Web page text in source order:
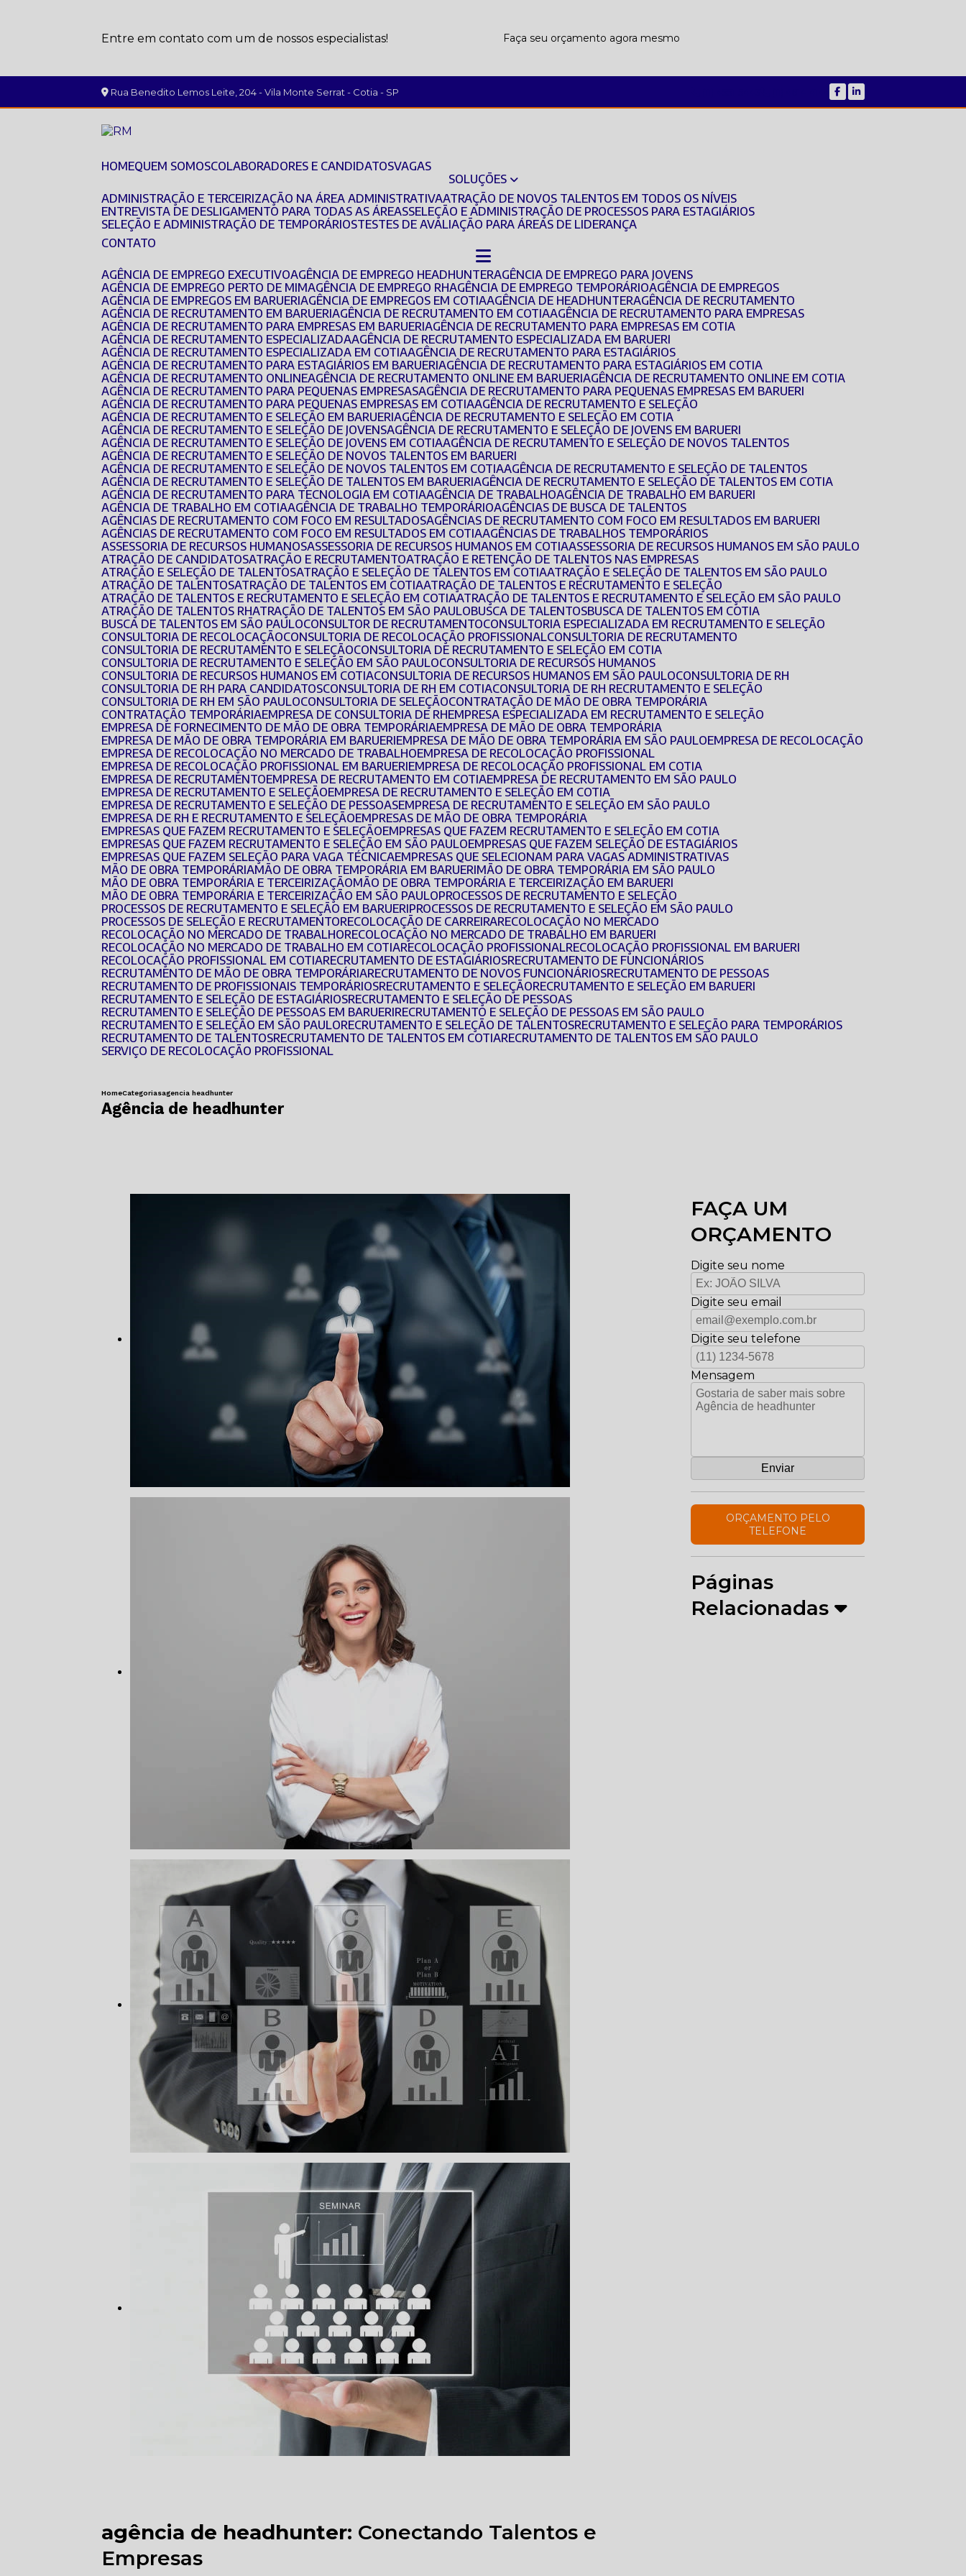
Entre em contato com um de nossos especialistas! Faça seu orçamento agora mesmo
Rua Benedito Lemos Leite, 204 - Vila Monte Serrat - Cotia - SP
HOME QUEM SOMOS COLABORADORES E CANDIDATOS VAGAS
SOLUÇÕES
ADMINISTRAÇÃO E TERCEIRIZAÇÃO NA ÁREA ADMINISTRATIVA ATRAÇÃO DE NOVOS TALENTOS EM TODOS OS NÍVEIS
ENTREVISTA DE DESLIGAMENTO PARA TODAS AS ÁREAS SELEÇÃO E ADMINISTRAÇÃO DE PROCESSOS PARA ESTAGIÁRIOS
SELEÇÃO E ADMINISTRAÇÃO DE TEMPORÁRIOS TESTES DE AVALIAÇÃO PARA ÁREAS DE LIDERANÇA
CONTATO
AGÊNCIA DE EMPREGO EXECUTIVO AGÊNCIA DE EMPREGO HEADHUNTER AGÊNCIA DE EMPREGO PARA JOVENS
AGÊNCIA DE EMPREGO PERTO DE MIM AGÊNCIA DE EMPREGO RH AGÊNCIA DE EMPREGO TEMPORÁRIO AGÊNCIA DE EMPREGOS
AGÊNCIA DE EMPREGOS EM BARUERI AGÊNCIA DE EMPREGOS EM COTIA AGÊNCIA DE HEADHUNTER AGÊNCIA DE RECRUTAMENTO
AGÊNCIA DE RECRUTAMENTO EM BARUERI AGÊNCIA DE RECRUTAMENTO EM COTIA AGÊNCIA DE RECRUTAMENTO PARA EMPRESAS
AGÊNCIA DE RECRUTAMENTO PARA EMPRESAS EM BARUERI AGÊNCIA DE RECRUTAMENTO PARA EMPRESAS EM COTIA
AGÊNCIA DE RECRUTAMENTO ESPECIALIZADA AGÊNCIA DE RECRUTAMENTO ESPECIALIZADA EM BARUERI
AGÊNCIA DE RECRUTAMENTO ESPECIALIZADA EM COTIA AGÊNCIA DE RECRUTAMENTO PARA ESTAGIÁRIOS
AGÊNCIA DE RECRUTAMENTO PARA ESTAGIÁRIOS EM BARUERI AGÊNCIA DE RECRUTAMENTO PARA ESTAGIÁRIOS EM COTIA
AGÊNCIA DE RECRUTAMENTO ONLINE AGÊNCIA DE RECRUTAMENTO ONLINE EM BARUERI AGÊNCIA DE RECRUTAMENTO ONLINE EM COTIA
AGÊNCIA DE RECRUTAMENTO PARA PEQUENAS EMPRESAS AGÊNCIA DE RECRUTAMENTO PARA PEQUENAS EMPRESAS EM BARUERI
AGÊNCIA DE RECRUTAMENTO PARA PEQUENAS EMPRESAS EM COTIA AGÊNCIA DE RECRUTAMENTO E SELEÇÃO
AGÊNCIA DE RECRUTAMENTO E SELEÇÃO EM BARUERI AGÊNCIA DE RECRUTAMENTO E SELEÇÃO EM COTIA
AGÊNCIA DE RECRUTAMENTO E SELEÇÃO DE JOVENS AGÊNCIA DE RECRUTAMENTO E SELEÇÃO DE JOVENS EM BARUERI
AGÊNCIA DE RECRUTAMENTO E SELEÇÃO DE JOVENS EM COTIA AGÊNCIA DE RECRUTAMENTO E SELEÇÃO DE NOVOS TALENTOS
AGÊNCIA DE RECRUTAMENTO E SELEÇÃO DE NOVOS TALENTOS EM BARUERI
AGÊNCIA DE RECRUTAMENTO E SELEÇÃO DE NOVOS TALENTOS EM COTIA AGÊNCIA DE RECRUTAMENTO E SELEÇÃO DE TALENTOS
AGÊNCIA DE RECRUTAMENTO E SELEÇÃO DE TALENTOS EM BARUERI AGÊNCIA DE RECRUTAMENTO E SELEÇÃO DE TALENTOS EM COTIA
AGÊNCIA DE RECRUTAMENTO PARA TECNOLOGIA EM COTIA AGÊNCIA DE TRABALHO AGÊNCIA DE TRABALHO EM BARUERI
AGÊNCIA DE TRABALHO EM COTIA AGÊNCIA DE TRABALHO TEMPORÁRIO AGÊNCIAS DE BUSCA DE TALENTOS
AGÊNCIAS DE RECRUTAMENTO COM FOCO EM RESULTADOS AGÊNCIAS DE RECRUTAMENTO COM FOCO EM RESULTADOS EM BARUERI
AGÊNCIAS DE RECRUTAMENTO COM FOCO EM RESULTADOS EM COTIA AGÊNCIAS DE TRABALHOS TEMPORÁRIOS
ASSESSORIA DE RECURSOS HUMANOS ASSESSORIA DE RECURSOS HUMANOS EM COTIA ASSESSORIA DE RECURSOS HUMANOS EM SÃO PAULO
ATRAÇÃO DE CANDIDATOS ATRAÇÃO E RECRUTAMENTO ATRAÇÃO E RETENÇÃO DE TALENTOS NAS EMPRESAS
ATRAÇÃO E SELEÇÃO DE TALENTOS ATRAÇÃO E SELEÇÃO DE TALENTOS EM COTIA ATRAÇÃO E SELEÇÃO DE TALENTOS EM SÃO PAULO
ATRAÇÃO DE TALENTOS ATRAÇÃO DE TALENTOS EM COTIA ATRAÇÃO DE TALENTOS E RECRUTAMENTO E SELEÇÃO
ATRAÇÃO DE TALENTOS E RECRUTAMENTO E SELEÇÃO EM COTIA ATRAÇÃO DE TALENTOS E RECRUTAMENTO E SELEÇÃO EM SÃO PAULO
ATRAÇÃO DE TALENTOS RH ATRAÇÃO DE TALENTOS EM SÃO PAULO BUSCA DE TALENTOS BUSCA DE TALENTOS EM COTIA
BUSCA DE TALENTOS EM SÃO PAULO CONSULTOR DE RECRUTAMENTO CONSULTORIA ESPECIALIZADA EM RECRUTAMENTO E SELEÇÃO
CONSULTORIA DE RECOLOCAÇÃO CONSULTORIA DE RECOLOCAÇÃO PROFISSIONAL CONSULTORIA DE RECRUTAMENTO
CONSULTORIA DE RECRUTAMENTO E SELEÇÃO CONSULTORIA DE RECRUTAMENTO E SELEÇÃO EM COTIA
CONSULTORIA DE RECRUTAMENTO E SELEÇÃO EM SÃO PAULO CONSULTORIA DE RECURSOS HUMANOS
CONSULTORIA DE RECURSOS HUMANOS EM COTIA CONSULTORIA DE RECURSOS HUMANOS EM SÃO PAULO CONSULTORIA DE RH
CONSULTORIA DE RH PARA CANDIDATOS CONSULTORIA DE RH EM COTIA CONSULTORIA DE RH RECRUTAMENTO E SELEÇÃO
CONSULTORIA DE RH EM SÃO PAULO CONSULTORIA DE SELEÇÃO CONTRATAÇÃO DE MÃO DE OBRA TEMPORÁRIA
CONTRATAÇÃO TEMPORÁRIA EMPRESA DE CONSULTORIA DE RH EMPRESA ESPECIALIZADA EM RECRUTAMENTO E SELEÇÃO
EMPRESA DE FORNECIMENTO DE MÃO DE OBRA TEMPORÁRIA EMPRESA DE MÃO DE OBRA TEMPORÁRIA
EMPRESA DE MÃO DE OBRA TEMPORÁRIA EM BARUERI EMPRESA DE MÃO DE OBRA TEMPORÁRIA EM SÃO PAULO EMPRESA DE RECOLOCAÇÃO
EMPRESA DE RECOLOCAÇÃO NO MERCADO DE TRABALHO EMPRESA DE RECOLOCAÇÃO PROFISSIONAL
EMPRESA DE RECOLOCAÇÃO PROFISSIONAL EM BARUERI EMPRESA DE RECOLOCAÇÃO PROFISSIONAL EM COTIA
EMPRESA DE RECRUTAMENTO EMPRESA DE RECRUTAMENTO EM COTIA EMPRESA DE RECRUTAMENTO EM SÃO PAULO
EMPRESA DE RECRUTAMENTO E SELEÇÃO EMPRESA DE RECRUTAMENTO E SELEÇÃO EM COTIA
EMPRESA DE RECRUTAMENTO E SELEÇÃO DE PESSOAS EMPRESA DE RECRUTAMENTO E SELEÇÃO EM SÃO PAULO
EMPRESA DE RH E RECRUTAMENTO E SELEÇÃO EMPRESAS DE MÃO DE OBRA TEMPORÁRIA
EMPRESAS QUE FAZEM RECRUTAMENTO E SELEÇÃO EMPRESAS QUE FAZEM RECRUTAMENTO E SELEÇÃO EM COTIA
EMPRESAS QUE FAZEM RECRUTAMENTO E SELEÇÃO EM SÃO PAULO EMPRESAS QUE FAZEM SELEÇÃO DE ESTAGIÁRIOS
EMPRESAS QUE FAZEM SELEÇÃO PARA VAGA TÉCNICA EMPRESAS QUE SELECIONAM PARA VAGAS ADMINISTRATIVAS
MÃO DE OBRA TEMPORÁRIA
MÃO DE OBRA TEMPORÁRIA EM BARUERI
MÃO DE OBRA TEMPORÁRIA EM SÃO PAULO
MÃO DE OBRA TEMPORÁRIA E TERCEIRIZAÇÃO
MÃO DE OBRA TEMPORÁRIA E TERCEIRIZAÇÃO EM BARUERI
MÃO DE OBRA TEMPORÁRIA E TERCEIRIZAÇÃO EM SÃO PAULO PROCESSOS DE RECRUTAMENTO E SELEÇÃO
PROCESSOS DE RECRUTAMENTO E SELEÇÃO EM BARUERI PROCESSOS DE RECRUTAMENTO E SELEÇÃO EM SÃO PAULO
PROCESSOS DE SELEÇÃO E RECRUTAMENTO RECOLOCAÇÃO DE CARREIRA RECOLOCAÇÃO NO MERCADO
RECOLOCAÇÃO NO MERCADO DE TRABALHO RECOLOCAÇÃO NO MERCADO DE TRABALHO EM BARUERI
RECOLOCAÇÃO NO MERCADO DE TRABALHO EM COTIA RECOLOCAÇÃO PROFISSIONAL RECOLOCAÇÃO PROFISSIONAL EM BARUERI
RECOLOCAÇÃO PROFISSIONAL EM COTIA RECRUTAMENTO DE ESTAGIÁRIOS RECRUTAMENTO DE FUNCIONÁRIOS
RECRUTAMENTO DE MÃO DE OBRA TEMPORÁRIA RECRUTAMENTO DE NOVOS FUNCIONÁRIOS RECRUTAMENTO DE PESSOAS
RECRUTAMENTO DE PROFISSIONAIS TEMPORÁRIOS RECRUTAMENTO E SELEÇÃO RECRUTAMENTO E SELEÇÃO EM BARUERI
RECRUTAMENTO E SELEÇÃO DE ESTAGIÁRIOS RECRUTAMENTO E SELEÇÃO DE PESSOAS
RECRUTAMENTO E SELEÇÃO DE PESSOAS EM BARUERI RECRUTAMENTO E SELEÇÃO DE PESSOAS EM SÃO PAULO
RECRUTAMENTO E SELEÇÃO EM SÃO PAULO RECRUTAMENTO E SELEÇÃO DE TALENTOS RECRUTAMENTO E SELEÇÃO PARA TEMPORÁRIOS
RECRUTAMENTO DE TALENTOS RECRUTAMENTO DE TALENTOS EM COTIA RECRUTAMENTO DE TALENTOS EM SÃO PAULO
SERVIÇO DE RECOLOCAÇÃO PROFISSIONAL
HomeCategoriasagencia headhunter
Agência de headhunter
agência de headhunter: Conectando Talentos e
Empresas
FAÇA UM
ORÇAMENTO
Digite seu nome
Digite seu email
Digite seu telefone
Mensagem
ORÇAMENTO PELO
TELEFONE
Páginas
Relacionadas